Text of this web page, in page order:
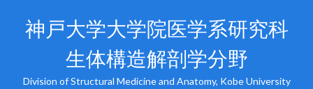
神戸大学大学院医学系研究科
生体構造解剖学分野
Division of Structural Medicine and Anatomy, Kobe University